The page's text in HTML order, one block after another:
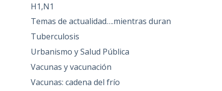
H1,N1
Temas de actualidad….mientras duran
Tuberculosis
Urbanismo y Salud Pública
Vacunas y vacunación
Vacunas: cadena del frío